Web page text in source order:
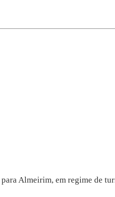
Almeirim, em regime de